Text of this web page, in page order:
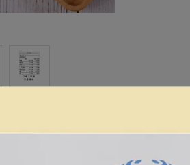
規格說明